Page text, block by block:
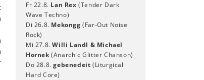
Fr 22.8. Lan Rex(Tender Dark
Wave Techno)
Di 26.8. Mekongg(Far-Out Noise
Rock)
Mi 27.8. Willi Landl & Michael
Hornek(Anarchic Glitter Chanson)
Do 28.8. gebenedeit(Liturgical
Hard Core)